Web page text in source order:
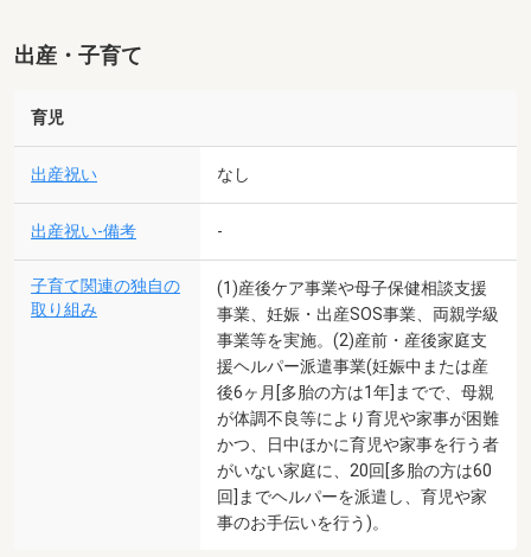
出産・子育て
育児
出産祝い なし
出産祝い-備考 -
子育て関連の独自の
取り組み
(1)産後ケア事業や母子保健相談支援
事業、妊娠・出産SOS事業、両親学級
事業等を実施。(2)産前・産後家庭支
援ヘルパー派遣事業(妊娠中または産
後6ヶ月[多胎の方は1年]までで、母親
が体調不良等により育児や家事が困難
かつ、日中ほかに育児や家事を行う者
がいない家庭に、20回[多胎の方は60
回]までヘルパーを派遣し、育児や家
事のお手伝いを行う)。